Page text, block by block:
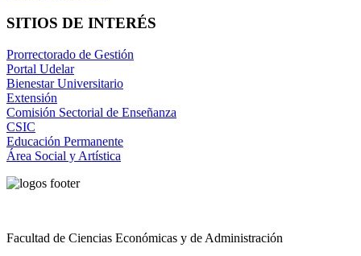
SITIOS DE INTERÉS
Prorrectorado de Gestión
Portal Udelar
Bienestar Universitario
Extensión
Comisión Sectorial de Enseñanza
CSIC
Educación Permanente
Área Social y Artística
Facultad de Ciencias Económicas y de Administración